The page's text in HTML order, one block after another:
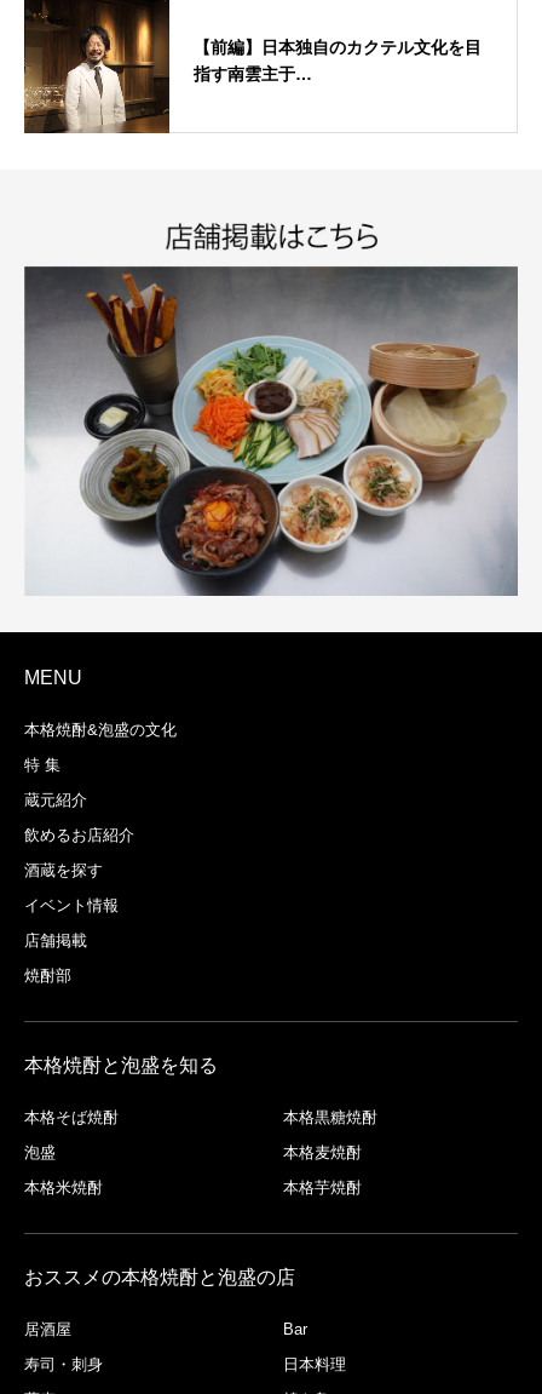
【前編】日本独自のカクテル文化を目
指す南雲主于…
MENU
本格焼酎&泡盛の文化
特 集
蔵元紹介
飲めるお店紹介
酒蔵を探す
イベント情報
店舗掲載
焼酎部
本格焼酎と泡盛を知る
本格そば焼酎
本格黒糖焼酎
泡盛
本格麦焼酎
本格米焼酎
本格芋焼酎
おススメの本格焼酎と泡盛の店
居酒屋
Bar
寿司・刺身
日本料理